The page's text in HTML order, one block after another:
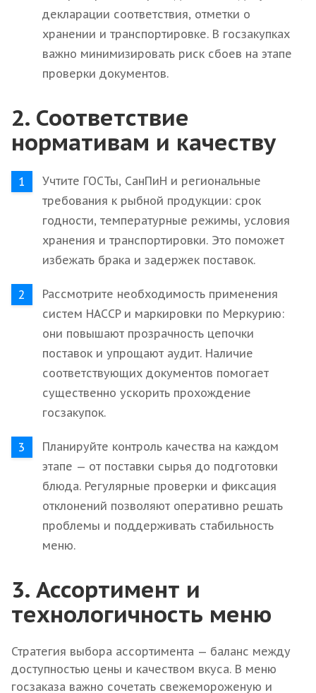
декларации соответствия, отметки о
хранении и транспортировке. В госзакупках
важно минимизировать риск сбоев на этапе
проверки документов.
2. Соответствие
нормативам и качеству
Учтите ГОСТы, СанПиН и региональные
требования к рыбной продукции: срок
годности, температурные режимы, условия
хранения и транспортировки. Это поможет
избежать брака и задержек поставок.
Рассмотрите необходимость применения
систем HACCP и маркировки по Меркурию:
они повышают прозрачность цепочки
поставок и упрощают аудит. Наличие
соответствующих документов помогает
существенно ускорить прохождение
госзакупок.
Планируйте контроль качества на каждом
этапе — от поставки сырья до подготовки
блюда. Регулярные проверки и фиксация
отклонений позволяют оперативно решать
проблемы и поддерживать стабильность
меню.
3. Ассортимент и
технологичность меню
Стратегия выбора ассортимента — баланс между
доступностью цены и качеством вкуса. В меню
госзаказа важно сочетать свежемороженую и